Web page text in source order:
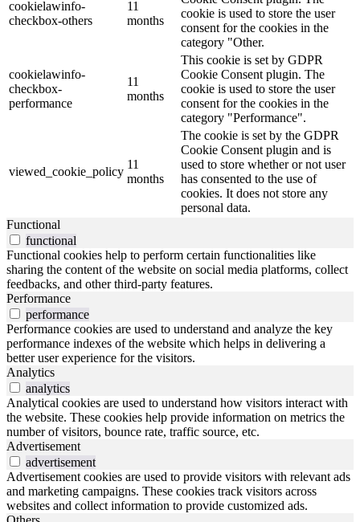
cookielawinfo-
checkbox-others
11
months
cookie is used to store the user
consent for the cookies in the
category "Other.
cookielawinfo-
checkbox-
performance
11
months
This cookie is set by GDPR
Cookie Consent plugin. The
cookie is used to store the user
consent for the cookies in the
category "Performance".
viewed_cookie_policy
11
months
The cookie is set by the GDPR
Cookie Consent plugin and is
used to store whether or not user
has consented to the use of
cookies. It does not store any
personal data.
Functional
functional
Functional cookies help to perform certain functionalities like
sharing the content of the website on social media platforms, collect
feedbacks, and other third-party features.
Performance
performance
Performance cookies are used to understand and analyze the key
performance indexes of the website which helps in delivering a
better user experience for the visitors.
Analytics
analytics
Analytical cookies are used to understand how visitors interact with
the website. These cookies help provide information on metrics the
number of visitors, bounce rate, traffic source, etc.
Advertisement
advertisement
Advertisement cookies are used to provide visitors with relevant ads
and marketing campaigns. These cookies track visitors across
websites and collect information to provide customized ads.